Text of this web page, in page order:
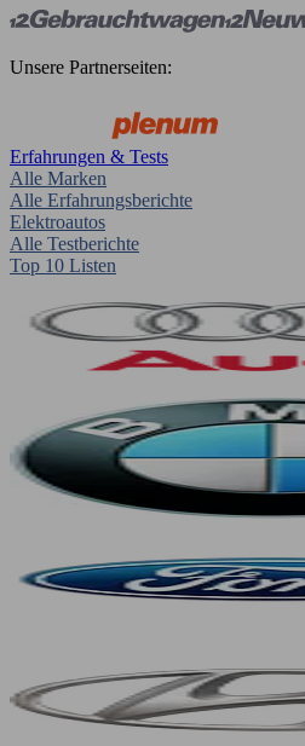
Unsere Partnerseiten:
Erfahrungen & Tests
Alle Marken
Alle Erfahrungsberichte
Elektroautos
Alle Testberichte
Top 10 Listen